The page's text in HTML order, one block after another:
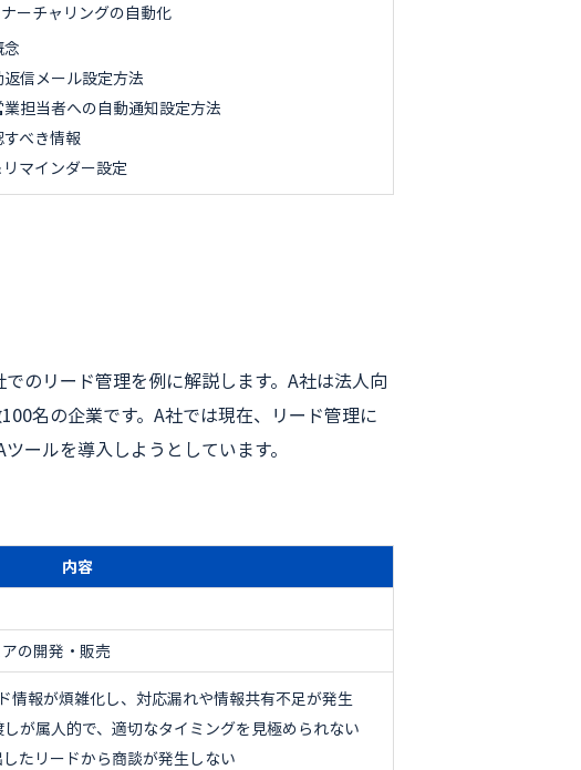
ーチャリングの自動化
信メール設定方法
担当者への自動通知設定方法
すべき情報
マインダー設定
のリード管理を例に解説します。A社は法人向
名の企業です。A社では現在、リード管理に
ールを導入しようとしています。
内容
の開発・販売
情報が煩雑化し、対応漏れや情報共有不足が発生
が属人的で、適切なタイミングを見極められない
たリードから商談が発生しない